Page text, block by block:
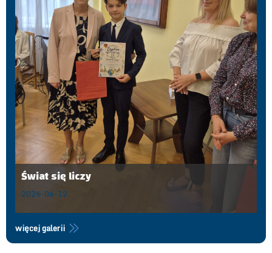
Świat się liczy
2026-06-12
więcej galerii